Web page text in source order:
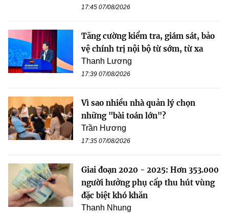
17:45 07/08/2026
Tăng cường kiểm tra, giám sát, bảo
vệ chính trị nội bộ từ sớm, từ xa
Thanh Lương
17:39 07/08/2026
Vì sao nhiều nhà quản lý chọn
những "bài toán lớn"?
Trần Hương
17:35 07/08/2026
Giai đoạn 2020 - 2025: Hơn 353.000
người hưởng phụ cấp thu hút vùng
đặc biệt khó khăn
Thanh Nhung